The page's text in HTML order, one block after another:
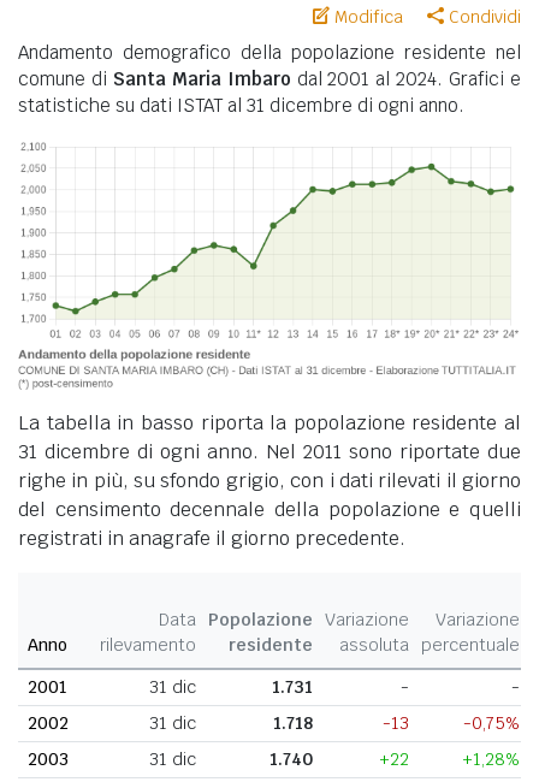
Modifica Condividi
Andamento demografico della popolazione residente nel
comune di Santa Maria Imbaro dal 2001 al 2024. Grafici e
statistiche su dati ISTAT al 31 dicembre di ogni anno.
La tabella in basso riporta la popolazione residente al
31 dicembre di ogni anno. Nel 2011 sono riportate due
righe in più, su sfondo grigio, con i dati rilevati il giorno
del censimento decennale della popolazione e quelli
registrati in anagrafe il giorno precedente.
Anno
Data
rilevamento
Popolazione
residente
Variazione
assoluta
Variazione
percentuale
2001
31 dic 1.731 -
-
2002
31 dic 1.718 -13
-0,75%
2003
31 dic 1.740 +22
+1,28%